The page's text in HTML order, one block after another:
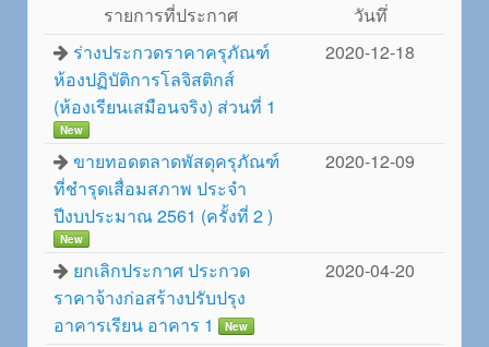
รายการที่ประกาศ
วันทึ่
ร่างประกวดราคาครุภัณฑ์
ห้องปฏิบัติการโลจิสติกส์
(ห้องเรียนเสมือนจริง) ส่วนที่ 1
New
2020-12-18
ขายทอดตลาดพัสดุครุภัณฑ์
ที่ชำรุดเสื่อมสภาพ ประจำ
ปีงบประมาณ 2561 (ครั้งที่ 2 )
New
2020-12-09
ยกเลิกประกาศ ประกวด
ราคาจ้างก่อสร้างปรับปรุง
อาคารเรียน อาคาร 1
New
2020-04-20